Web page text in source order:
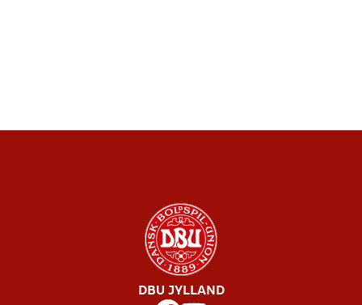
DBU JYLLAND